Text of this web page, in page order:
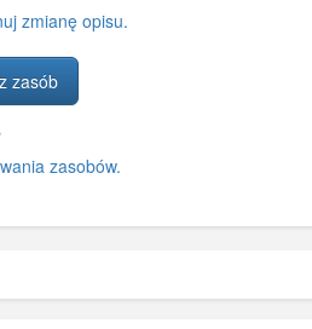
zmianę opisu.
zasób
zasobów.